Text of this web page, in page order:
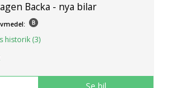
Backa - nya bilar
historik (3)